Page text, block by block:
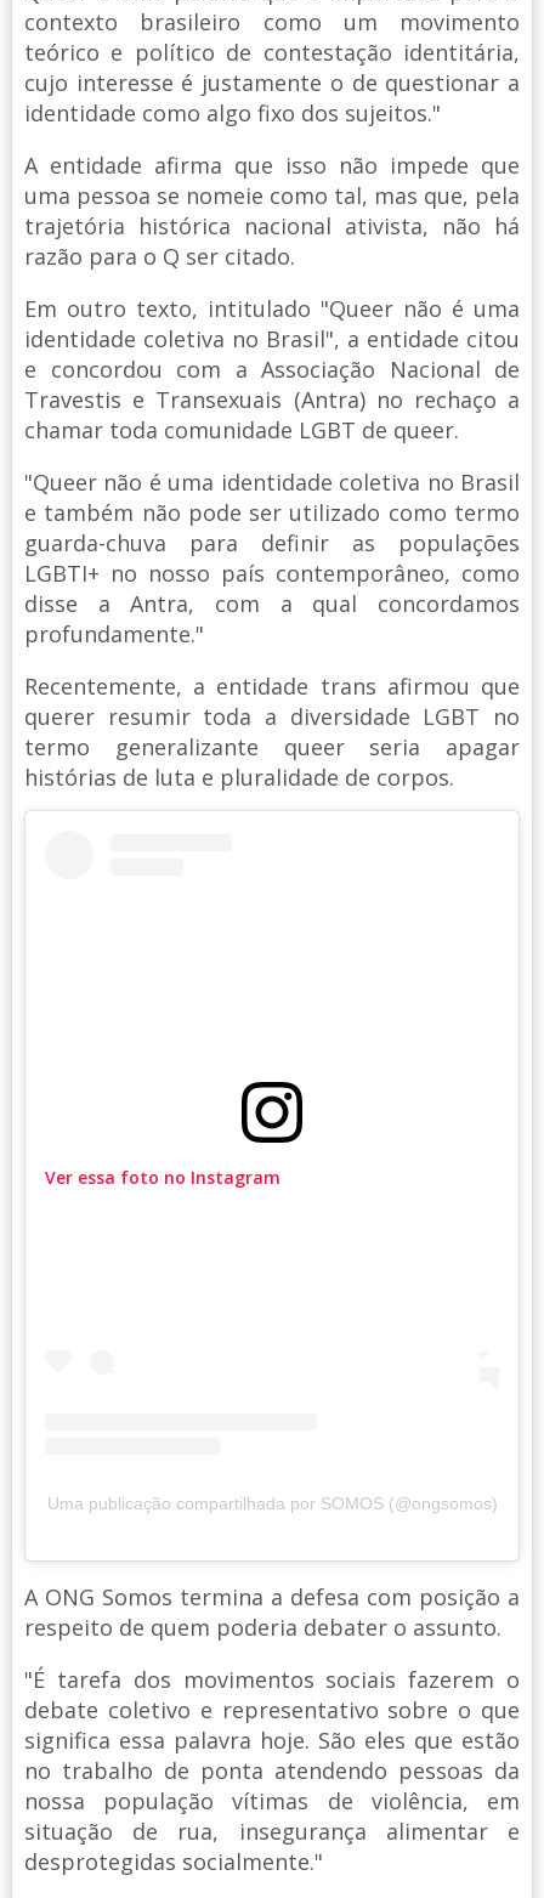
contexto brasileiro como um movimento
teórico e político de contestação identitária,
cujo interesse é justamente o de questionar a
identidade como algo fixo dos sujeitos."
A entidade afirma que isso não impede que
uma pessoa se nomeie como tal, mas que, pela
trajetória histórica nacional ativista, não há
razão para o Q ser citado.
Em outro texto, intitulado "Queer não é uma
identidade coletiva no Brasil", a entidade citou
e concordou com a Associação Nacional de
Travestis e Transexuais (Antra) no rechaço a
chamar toda comunidade LGBT de queer.
"Queer não é uma identidade coletiva no Brasil
e também não pode ser utilizado como termo
guarda-chuva para definir as populações
LGBTI+ no nosso país contemporâneo, como
disse a Antra, com a qual concordamos
profundamente."
Recentemente, a entidade trans afirmou que
querer resumir toda a diversidade LGBT no
termo generalizante queer seria apagar
histórias de luta e pluralidade de corpos.
Ver essa foto no Instagram
Uma publicação compartilhada por SOMOS (@ongsomos)
A ONG Somos termina a defesa com posição a
respeito de quem poderia debater o assunto.
"É tarefa dos movimentos sociais fazerem o
debate coletivo e representativo sobre o que
significa essa palavra hoje. São eles que estão
no trabalho de ponta atendendo pessoas da
nossa população vítimas de violência, em
situação de rua, insegurança alimentar e
desprotegidas socialmente."